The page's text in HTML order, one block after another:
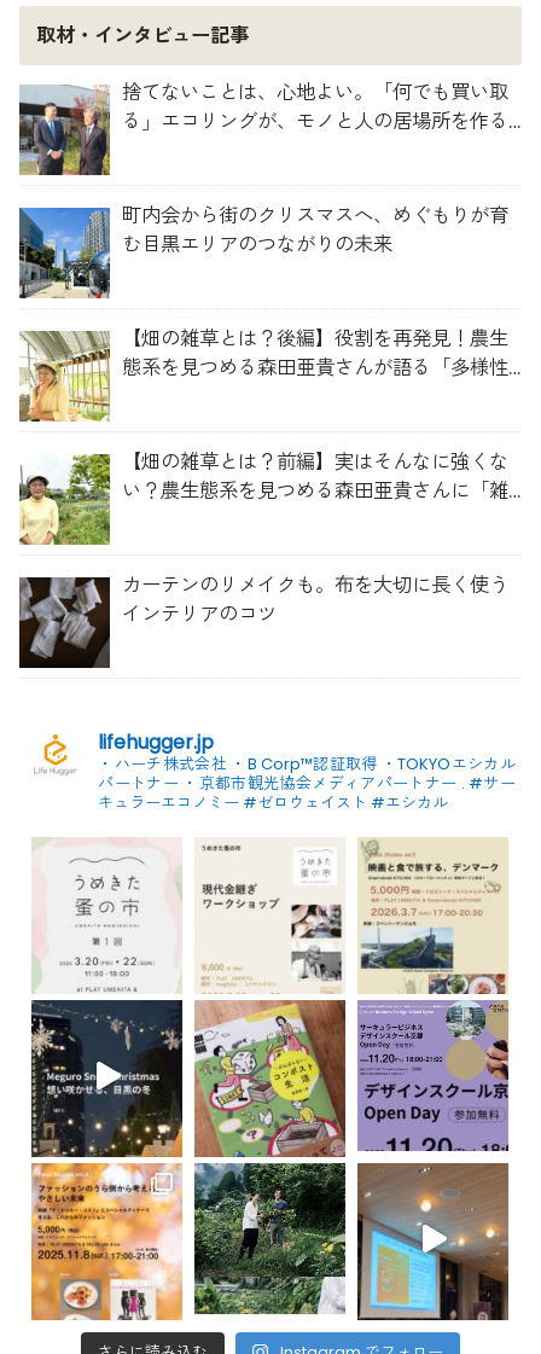
取材・インタビュー記事
捨てないことは、心地よい。「何でも買い取
る」エコリングが、モノと人の居場所を作る
町内会から街のクリスマスへ、めぐもりが育
む目黒エリアのつながりの未来
【畑の雑草とは？後編】役割を再発見！農生
態系を見つめる森田亜貴さんが語る「多様性
【畑の雑草とは？前編】実はそんなに強くな
い？農生態系を見つめる森田亜貴さんに「雑
カーテンのリメイクも。布を大切に長く使う
インテリアのコツ
lifehugger.jp
・ハーチ株式会社 ・B Corp™認証取得 ・TOKYOエシカル
パートナー ・京都市観光協会メディアパートナー . #サー
キュラーエコノミー #ゼロウェイスト #エシカル